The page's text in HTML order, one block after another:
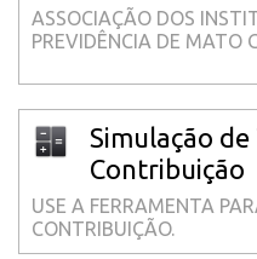
ASSOCIAÇÃO DOS
PREVIDÊNCIA DE MATO
Simulação
Contribuição
USE A FERRAMENTA
CONTRIBUIÇÃO.